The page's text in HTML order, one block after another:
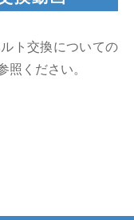
ト交換についての
ください。